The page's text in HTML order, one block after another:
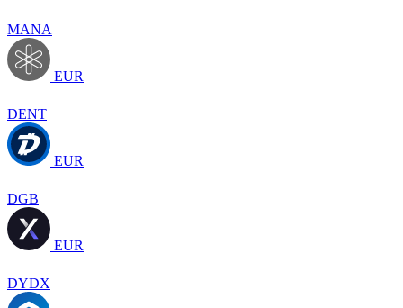
MANA
EUR
DENT
EUR
DGB
EUR
DYDX